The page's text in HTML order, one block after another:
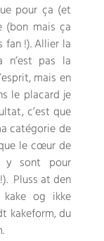
pour ça (et
(bon mais ça
fan!).Allier la
n’est pas la
,mais en
le placard je
,c’est que
catégorie de
le cœur de
y sont pour
Pluss at den
og ikke
kakeform, du